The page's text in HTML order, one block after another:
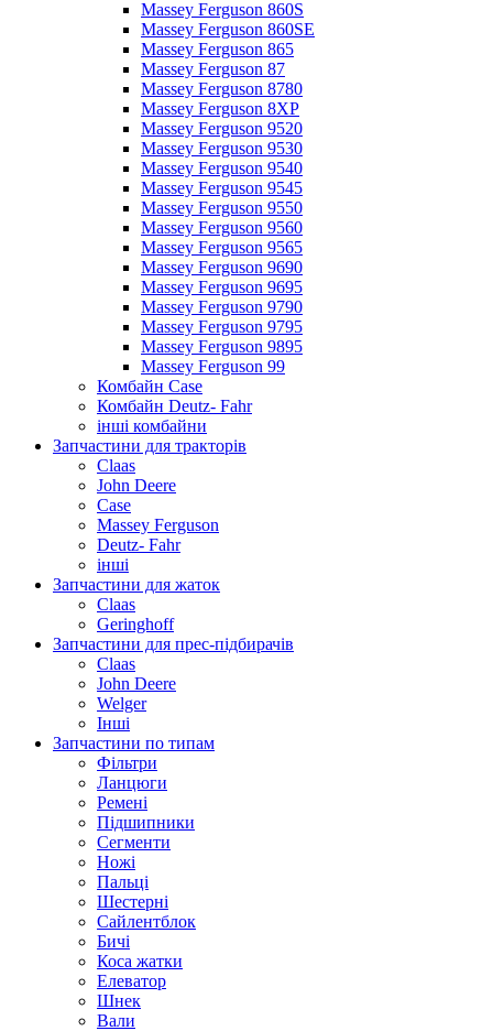
Massey Ferguson 860S
Massey Ferguson 860SE
Massey Ferguson 865
Massey Ferguson 87
Massey Ferguson 8780
Massey Ferguson 8XP
Massey Ferguson 9520
Massey Ferguson 9530
Massey Ferguson 9540
Massey Ferguson 9545
Massey Ferguson 9550
Massey Ferguson 9560
Massey Ferguson 9565
Massey Ferguson 9690
Massey Ferguson 9695
Massey Ferguson 9790
Massey Ferguson 9795
Massey Ferguson 9895
Massey Ferguson 99
Комбайн Case
Комбайн Deutz- Fahr
інші комбайни
Запчастини для тракторів
Claas
John Deere
Case
Massey Ferguson
Deutz- Fahr
інші
Запчастини для жаток
Claas
Geringhoff
Запчастини для прес-підбирачів
Claas
John Deere
Welger
Інші
Запчастини по типам
Фільтри
Ланцюги
Ремені
Підшипники
Сегменти
Ножі
Пальці
Шестерні
Сайлентблок
Бичі
Коса жатки
Елеватор
Шнек
Вали